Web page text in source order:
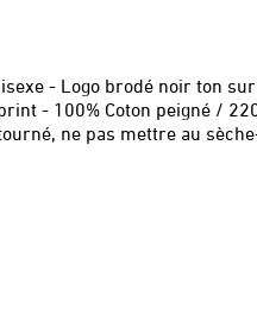
- Logo brodé noir ton sur
- 100% Coton peigné /
ne pas mettre au